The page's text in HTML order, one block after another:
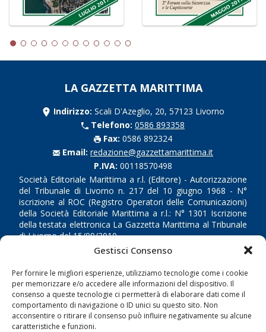
Gestisci Consenso
Per fornire le migliori esperienze, utilizziamo tecnologie come i cookie
per memorizzare e/o accedere alle informazioni del dispositivo. Il
consenso a queste tecnologie ci permetterà di elaborare dati come il
comportamento di navigazione o ID unici su questo sito. Non
acconsentire o ritirare il consenso può influire negativamente su alcune
caratteristiche e funzioni.
LA GAZZETTA MARITTIMA
Indirizzo: Scali D'Azeglio, 20, 57123 Livorno
Telefono: 0586 893358
Fax: 0586 892324
Email: redazione@gazzettamarittima.it
P.IVA: 00118570498
Società Editoriale Marittima a r.l. (Editore) - Autorizzazione
del Tribunale di Livorno n. 217 del 10 giugno 1968 - N°
iscrizione al ROC (Registro Operatori delle Comunicazioni)
della Società Editoriale Marittima a r.l.: N° 1301 Iscrizione
della testata elettronica La Gazzetta Marittima al Tribunale
di Livorno del 15/09/2010.
Shipping
Porti/Interporti